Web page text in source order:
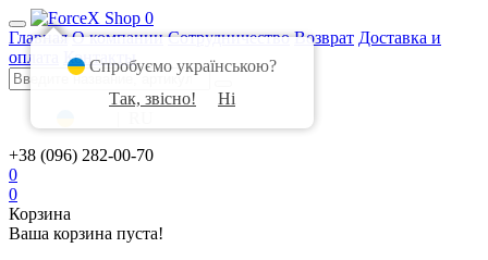
0
Главная О компании Сотрудничество Возврат Доставка и
оплата
Контакты
+38 (096) 282-00-70
0
0
Корзина
Ваша корзина пуста!
Спробуємо українською?
Так, звісно!
Ні